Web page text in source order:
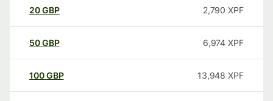
20GBP 2,790 XPF
50GBP 6,974 XPF
100GBP 13,948 XPF